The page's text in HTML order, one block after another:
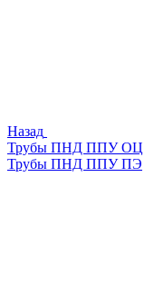
Назад
Трубы ПНД ППУ ОЦ
Трубы ПНД ППУ ПЭ